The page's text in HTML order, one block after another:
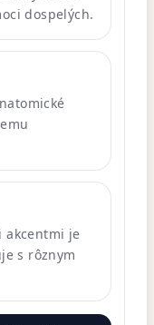
dospelých.
akcentmi je
s rôznym